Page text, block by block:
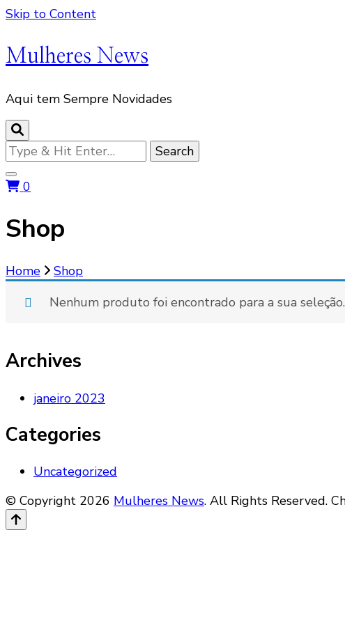
Skip to Content
Mulheres News
Aqui tem Sempre Novidades
Looking
for
Something?
0
Shop
Home
Shop
Nenhum produto foi encontrado para a sua seleção.
Archives
janeiro 2023
Categories
Uncategorized
© Copyright 2026 Mulheres News. All Rights Reserved.